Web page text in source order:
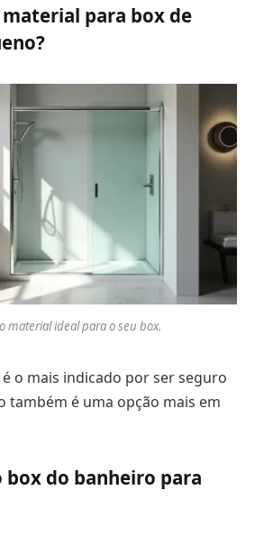
para box de
material ideal para o seu box.
o mais indicado por ser seguro
também é uma opção mais em
box do banheiro para